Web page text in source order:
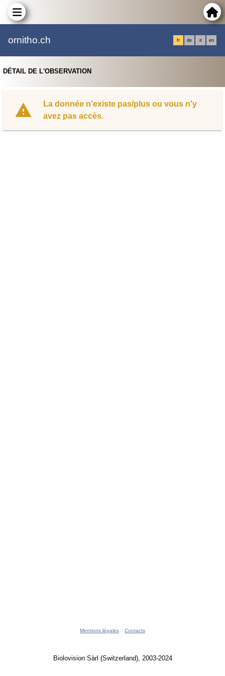
ornitho.ch fr de it en
DÉTAIL DE L'OBSERVATION
La donnée n'existe pas/plus ou vous n'y
avez pas accès.
Mentions légales Contacts
Biolovision Sàrl (Switzerland), 2003-2024